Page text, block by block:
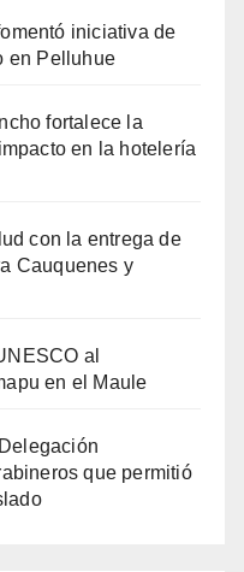
iniciativa de
en Pelluhue
fortalece la
en la hotelería
con la entrega de
Cauquenes y
al
en el Maule
que permitió